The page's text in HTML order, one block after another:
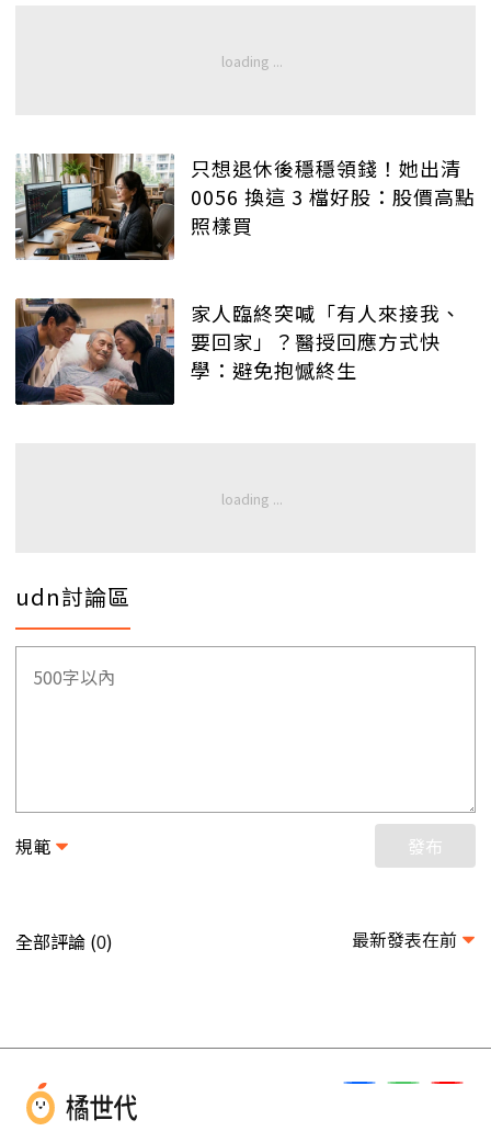
只想退休後穩穩領錢！她出清
0056 換這 3 檔好股：股價高點
照樣買
家人臨終突喊「有人來接我、
要回家」？醫授回應方式快
學：避免抱憾終生
udn討論區
規範 發布
全部評論 (0) 最新發表在前